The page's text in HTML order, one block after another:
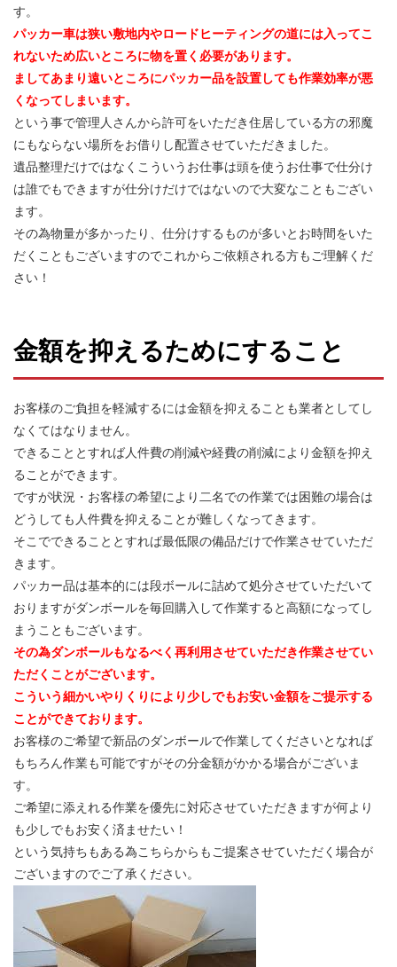
す。
パッカー車は狭い敷地内やロードヒーティングの道には入ってこ
れないため広いところに物を置く必要があります。
ましてあまり遠いところにパッカー品を設置しても作業効率が悪
くなってしまいます。
という事で管理人さんから許可をいただき住居している方の邪魔
にもならない場所をお借りし配置させていただきました。
遺品整理だけではなくこういうお仕事は頭を使うお仕事で仕分け
は誰でもできますが仕分けだけではないので大変なこともござい
ます。
その為物量が多かったり、仕分けするものが多いとお時間をいた
だくこともございますのでこれからご依頼される方もご理解くだ
さい！
金額を抑えるためにすること
お客様のご負担を軽減するには金額を抑えることも業者としてし
なくてはなりません。
できることとすれば人件費の削減や経費の削減により金額を抑え
ることができます。
ですが状況・お客様の希望により二名での作業では困難の場合は
どうしても人件費を抑えることが難しくなってきます。
そこでできることとすれば最低限の備品だけで作業させていただ
きます。
パッカー品は基本的には段ボールに詰めて処分させていただいて
おりますがダンボールを毎回購入して作業すると高額になってし
まうこともございます。
その為ダンボールもなるべく再利用させていただき作業させてい
ただくことがございます。
こういう細かいやりくりにより少しでもお安い金額をご提示する
ことができております。
お客様のご希望で新品のダンボールで作業してくださいとなれば
もちろん作業も可能ですがその分金額がかかる場合がございま
す。
ご希望に添えれる作業を優先に対応させていただきますが何より
も少しでもお安く済ませたい！
という気持ちもある為こちらからもご提案させていただく場合が
ございますのでご了承ください。